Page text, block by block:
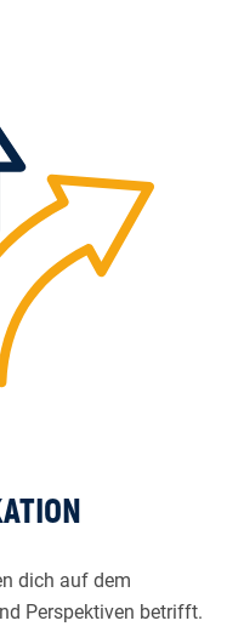
dich auf dem
Perspektiven betrifft.